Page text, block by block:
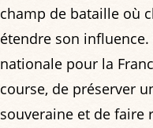
champ de bataille où
étendre son
nationale pour la
course, de préserver
souveraine et de faire